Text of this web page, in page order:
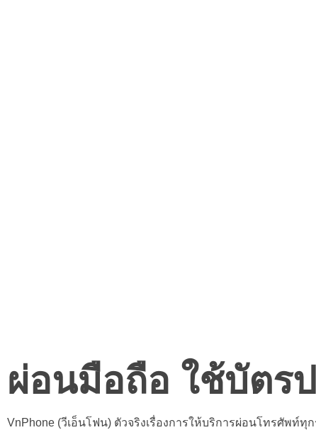
ผ่อนมือถือ ใช้บัตร
VnPhone (วีเอ็นโฟน) ตัวจริงเรื่องการให้บริการผ่อนโทรศัพท์ทุ